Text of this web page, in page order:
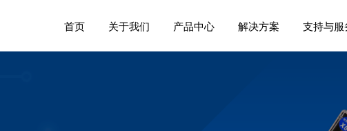
首页 关于我们 产品中心 解决方案 支持与服